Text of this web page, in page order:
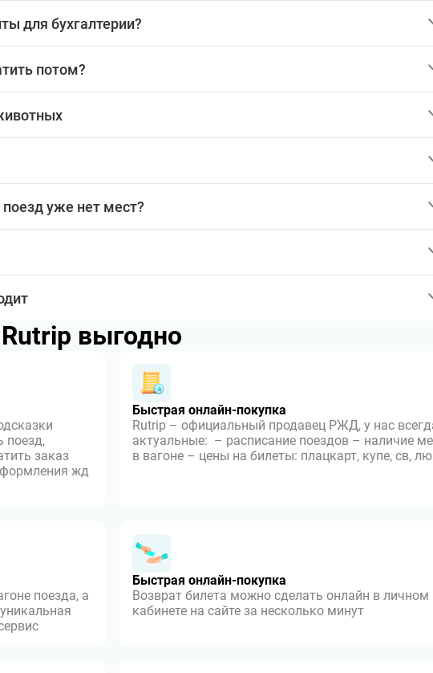
для бухгалтерии?
потом?
уже нет мест?
выгодно
поезд,
заказ
жд
Быстрая онлайн-покупка
Rutrip – официальный продавец РЖД, у нас
актуальные: – расписание поездов – наличие
в вагоне – цены на билеты: плацкарт, купе, св,
поезда, а
Быстрая онлайн-покупка
Возврат билета можно сделать онлайн в личном
кабинете на сайте за несколько минут